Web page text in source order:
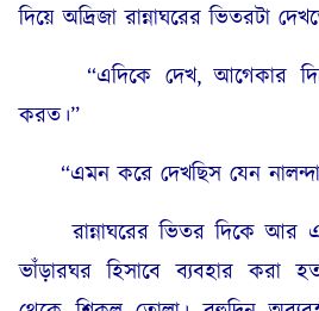
দিয়ে অদ্রিজা রান্নাঘরের ভিতরটা
“এদিকে দেখ, আগেকার
করত।”
“এমন করে দেখছিস যেন
রান্নাঘরের ভিতর দিকে আর
ভাঁড়ারঘর হিসাবে ব্যবহার করা